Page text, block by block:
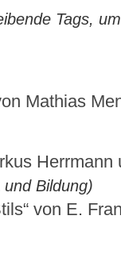
Tags,
Mathias
Bildung)
von E.